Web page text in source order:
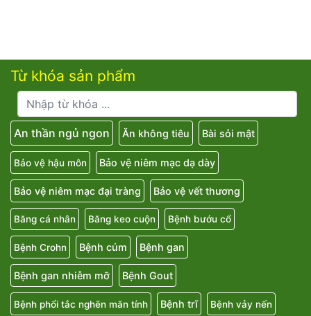
Từ khóa sản phẩm
An thần ngủ ngon Ăn không tiêu Bài sỏi mật
Bảo vệ hậu môn Bảo vệ niêm mạc dạ dày
Bảo vệ niêm mạc đại tràng Bảo vệ vết thương
Băng cá nhân Băng keo cuộn Bệnh bướu cổ
Bệnh Crohn Bệnh cúm Bệnh gan
Bệnh gan nhiễm mỡ Bệnh Gout
Bệnh phổi tắc nghẽn mãn tính Bệnh trĩ Bệnh vảy nến